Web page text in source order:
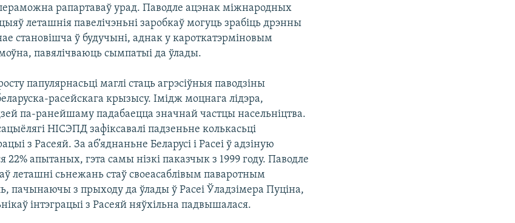
рапартаваў урад. Паводле ацэнак міжнародных
леташнія павелічэньні заробкаў могуць зрабіць дрэнны
становішча ў будучыні, аднак у кароткатэрміновым
павялічваюць сымпатыі да ўлады.
папулярнасьці маглі стаць агрэсіўныя паводзіны
расейскага крызысу. Імідж моцнага лідэра,
па-ранейшаму падабаецца значнай частцы насельніцтва.
НІСЭПД зафіксавалі падзеньне колькасьці
з Расеяй. За аб’яднаньне Беларусі і Расеі ў адзіную
22% апытаных, гэта самы нізкі паказчык з 1999 году. Паводле
леташні сьнежань стаў своеасаблівым паваротным
пачынаючы з прыходу да ўлады ў Расеі Ўладзімера Пуціна,
інтэграцыі з Расеяй няўхільна падвышалася.